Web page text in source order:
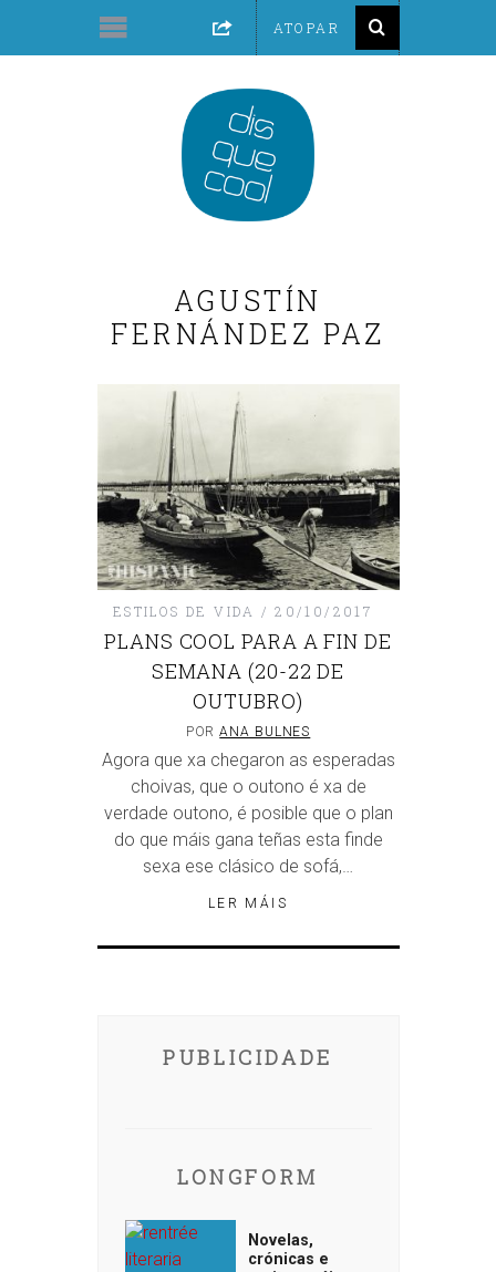
AGUSTÍN
FERNÁNDEZ PAZ
ESTILOS DE VIDA 20/10/2017
PLANS COOL PARA A FIN DE
SEMANA (20-22 DE
OUTUBRO)
PORANA BULNES
Agora que xa chegaron as esperadas
choivas, que o outono é xa de
verdade outono, é posible que o plan
do que máis gana teñas esta finde
sexa ese clásico de sofá,…
LER MÁIS
PUBLICIDADE
LONGFORM
Novelas,
crónicas e